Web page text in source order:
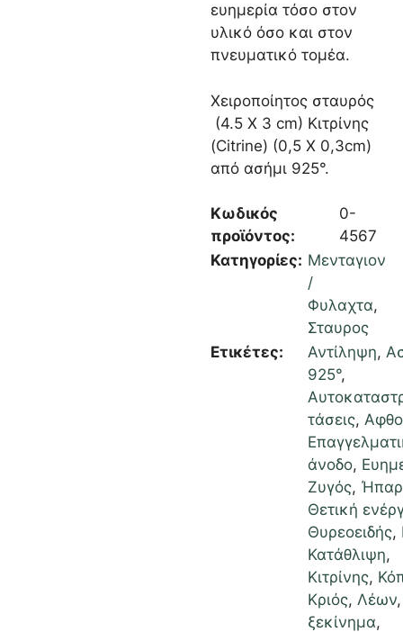
ευημερία τόσο στον
υλικό όσο και στον
πνευματικό τομέα.
Χειροποίητος σταυρός
(4.5 Χ 3 cm) Κιτρίνης
(Citrine) (0,5 Χ 0,3cm)
από ασήμι 925°.
Κωδικός
προϊόντος:
0-
4567
Κατηγορίες: Μενταγιον
/
Φυλαχτα,
Σταυρος
Ετικέτες:
Αντίληψη,
925°,
τάσεις,
άνοδο,
Ζυγός, Ήπαρ
Θετική
Θυρεοειδής,
Κατάθλιψη,
Κιτρίνης,
Κριός, Λέων
ξεκίνημα,